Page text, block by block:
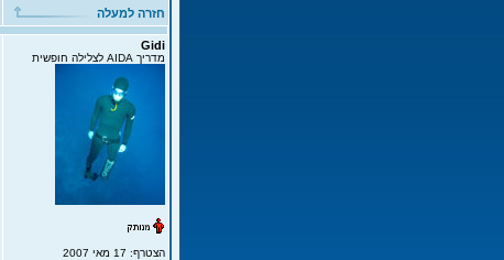
חזרה למעלה
Gidi
מדריך AIDA לצלילה חופשית
הצטרף: 17 מאי 2007